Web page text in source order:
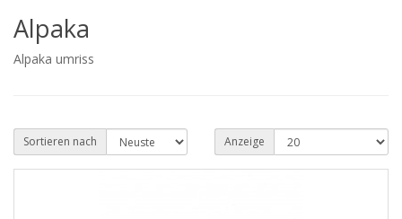
Alpaka
Alpaka umriss
Sortieren nach Anzeige